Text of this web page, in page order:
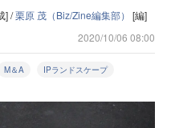
] /栗原 茂（Biz/Zine編集部） [編]
2020/10/06 08:00
M＆A IPランドスケープ